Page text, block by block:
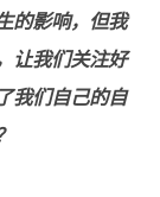
的影响，但我
让我们关注好
我们自己的自